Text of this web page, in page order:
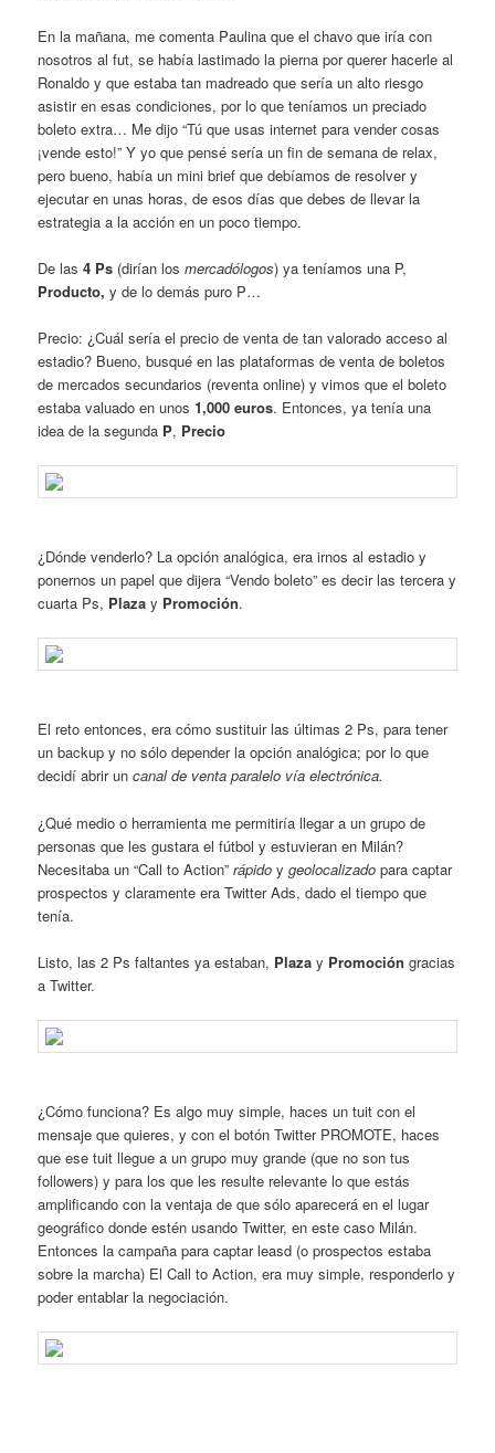
En la mañana, me comenta Paulina que el chavo que iría con
nosotros al fut, se había lastimado la pierna por querer hacerle al
Ronaldo y que estaba tan madreado que sería un alto riesgo
asistir en esas condiciones, por lo que teníamos un preciado
boleto extra… Me dijo “Tú que usas internet para vender cosas
¡vende esto!” Y yo que pensé sería un fin de semana de relax,
pero bueno, había un mini brief que debíamos de resolver y
ejecutar en unas horas, de esos días que debes de llevar la
estrategia a la acción en un poco tiempo.
De las4 Ps (dirían losmercadólogos) ya teníamos una P,
Producto, y de lo demás puro P…
Precio: ¿Cuál sería el precio de venta de tan valorado acceso al
estadio? Bueno, busqué en las plataformas de venta de boletos
de mercados secundarios (reventa online) y vimos que el boleto
estaba valuado en unos1,000 euros. Entonces, ya tenía una
idea de la segunda P, Precio
¿Dónde venderlo? La opción analógica, era irnos al estadio y
ponernos un papel que dijera “Vendo boleto” es decir las tercera y
cuarta Ps, Plaza y Promoción.
El reto entonces, era cómo sustituir las últimas 2 Ps, para tener
un backup y no sólo depender la opción analógica; por lo que
decidí abrir uncanal de venta paralelo vía electrónica.
¿Qué medio o herramienta me permitiría llegar a un grupo de
personas que les gustara el fútbol y estuvieran en Milán?
Necesitaba un “Call to Action”rápido y geolocalizado para captar
prospectos y claramente era Twitter Ads, dado el tiempo que
tenía.
Listo, las 2 Ps faltantes ya estaban, Plaza y Promoción gracias
a Twitter.
¿Cómo funciona? Es algo muy simple, haces un tuit con el
mensaje que quieres, y con el botón Twitter PROMOTE, haces
que ese tuit llegue a un grupo muy grande (que no son tus
followers) y para los que les resulte relevante lo que estás
amplificando con la ventaja de que sólo aparecerá en el lugar
geográfico donde estén usando Twitter, en este caso Milán.
Entonces la campaña para captar leasd (o prospectos estaba
sobre la marcha) El Call to Action, era muy simple, responderlo y
poder entablar la negociación.